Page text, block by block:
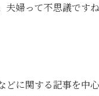
夫婦って不思議です
に関する記事を中